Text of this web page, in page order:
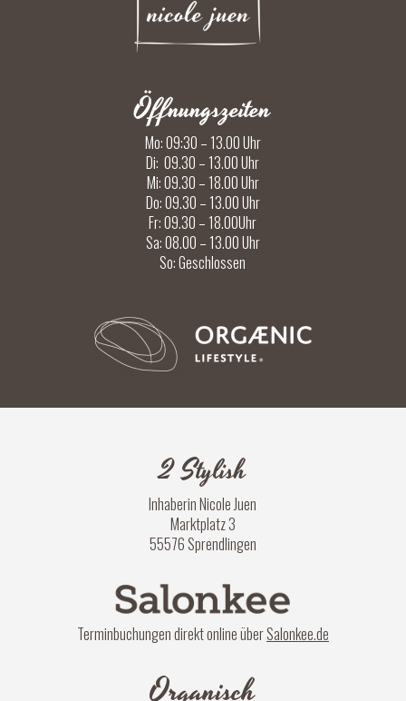
Öffnungszeiten
Mo: 09:30 – 13.00 Uhr
Di: 09.30 – 13.00 Uhr
Mi: 09.30 – 18.00 Uhr
Do: 09.30 – 13.00 Uhr
Fr: 09.30 – 18.00Uhr
Sa: 08.00 – 13.00 Uhr
So: Geschlossen
2 Stylish
Inhaberin Nicole Juen
Marktplatz 3
55576 Sprendlingen
Terminbuchungen direkt online überSalonkee.de
Organisch